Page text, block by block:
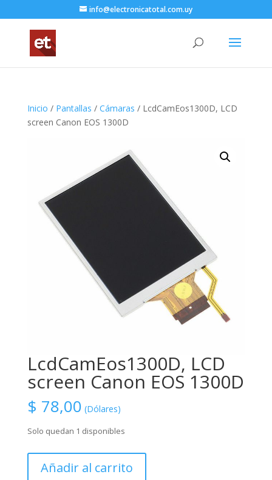
info@electronicatotal.com.uy
Inicio / Pantallas / Cámaras / LcdCamEos1300D, LCD
screen Canon EOS 1300D
LcdCamEos1300D, LCD
screen Canon EOS 1300D
$ 78,00 (Dólares)
Solo quedan 1 disponibles
LCDAñadir al carrito